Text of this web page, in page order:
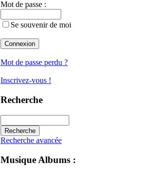
Mot de passe :
Se souvenir de moi
Mot de passe perdu ?
Inscrivez-vous !
Recherche
Recherche avancée
Musique Albums :